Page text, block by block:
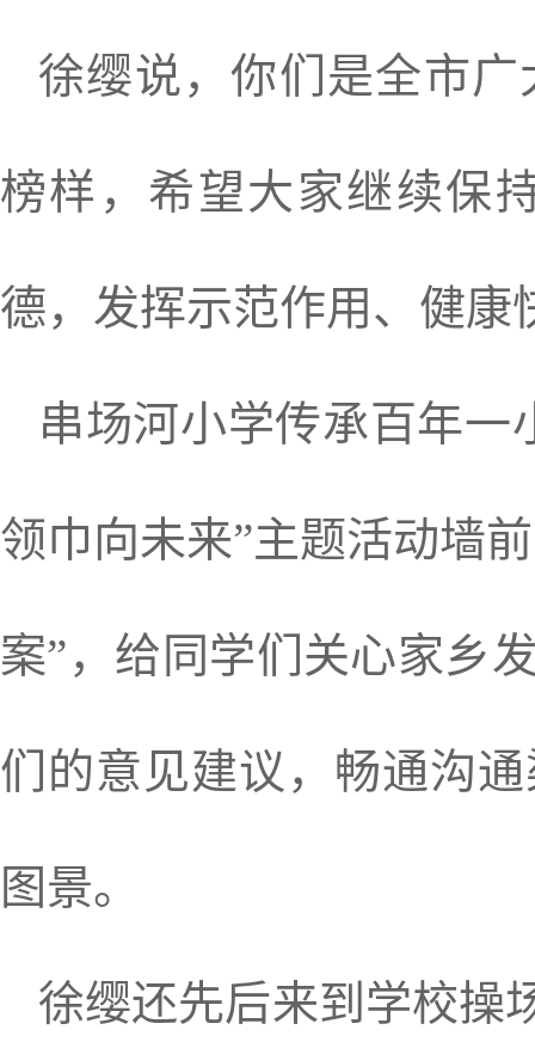
徐缨说，你们是全市
榜样，希望大家继续保
德，发挥示范作用、健康
串场河小学传承百年一
领巾向未来”主题活动墙
案”，给同学们关心家乡
们的意见建议，畅通沟
图景。
徐缨还先后来到学校操